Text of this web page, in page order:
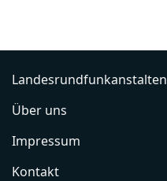
Landesrundfunkanstalten
Über uns
Impressum
Kontakt